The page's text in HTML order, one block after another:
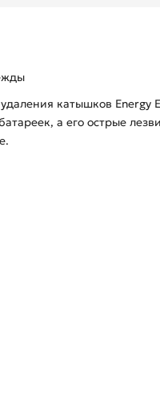
катышков Energy
а его острые